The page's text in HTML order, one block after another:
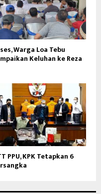
Warga Loa Tebu
Keluhan ke Reza
PPU, KPK Tetapkan 6